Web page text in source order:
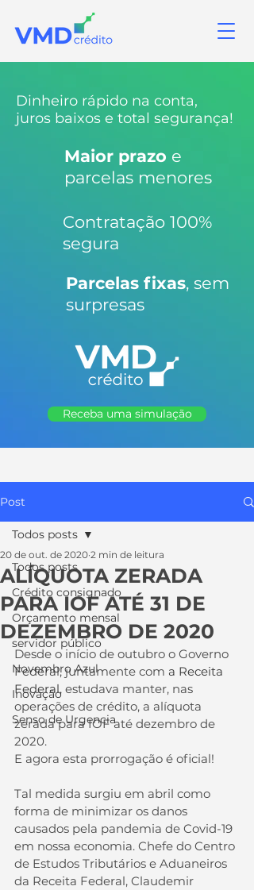
Dinheiro rápido na conta,
juros baixos e total segurança!
Maior prazo e
parcelas menores
Contratação 100%
segura
Parcelas fixas, sem
surpresas
Receba uma simulação
Post
Todos posts
Crédito consignado
Orçamento mensal
servidor público
Novembro Azul
Inovação
Senso de Urgencia
Todos posts
ALÍQUOTA ZERADA
PARA IOF ATÉ 31 DE
DEZEMBRO DE 2020
20 de out. de 2020 2 min de leitura
Desde o início de outubro o Governo
Federal, juntamente com a Receita
Federal, estudava manter, nas
operações de crédito, a alíquota
zerada para IOF até dezembro de
2020.
E agora esta prorrogação é oficial!
Tal medida surgiu em abril como
forma de minimizar os danos
causados pela pandemia de Covid-19
em nossa economia. Chefe do Centro
de Estudos Tributários e Aduaneiros
da Receita Federal, Claudemir